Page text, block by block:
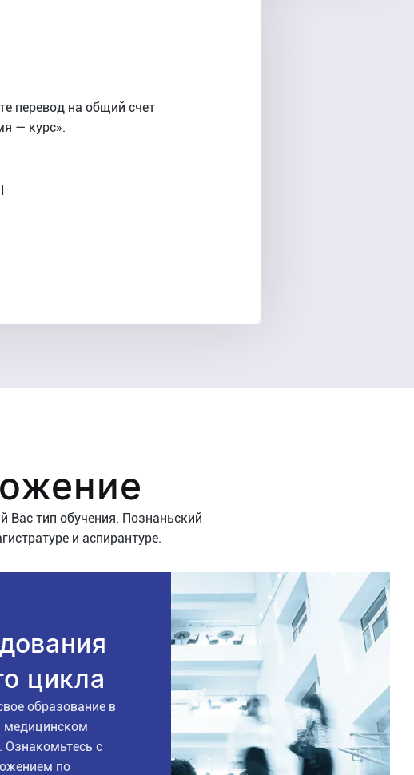
перевод на общий счет
— курс».
тип обучения. Познаньский
и аспирантуре.
цикла
образование в
медицинском
Ознакомьтесь с
по